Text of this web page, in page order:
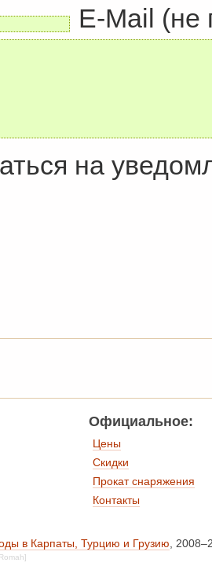
E-Mail (не
на
Официальное:
Цены
Скидки
Прокат снаряжения
Контакты
в Карпаты, Турцию и Грузию,